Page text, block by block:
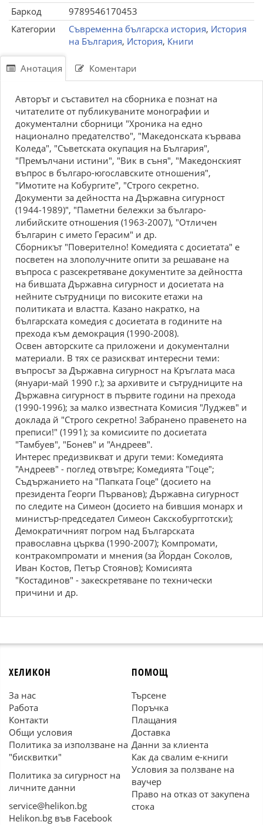
Баркод
9789546170453
Категории
Съвременна българска история, История
на България, История, Книги
Анотация Коментари
Авторът и съставител на сборника е познат на
читателите от публикуваните монографии и
документални сборници "Хроника на едно
национално предателство", "Македонската кървава
Коледа", "Съветската окупация на България",
"Премълчани истини", "Вик в съня", "Македонският
въпрос в българо-югославските отношения",
"Имотите на Кобургите", "Строго секретно.
Документи за дейността на Държавна сигурност
(1944-1989)", "Паметни бележки за българо-
либийските отношения (1963-2007), "Отличен
българин с името Герасим" и др.
Сборникът "Поверително! Комедията с досиетата" е
посветен на злополучните опити за решаване на
въпроса с разсекретяване документите за дейността
на бившата Държавна сигурност и досиетата на
нейните сътрудници по високите етажи на
политиката и властта. Казано накратко, на
българската комедия с досиетата в годините на
прехода към демокрация (1990-2008).
Освен авторските са приложени и документални
материали. В тях се разискват интересни теми:
въпросът за Държавна сигурност на Кръглата маса
(януари-май 1990 г.); за архивите и сътрудниците на
Държавна сигурност в първите години на прехода
(1990-1996); за малко известната Комисия "Луджев" и
доклада й "Строго секретно! Забранено правенето на
преписи!" (1991); за комисиите по досиетата
"Тамбуев", "Бонев" и "Андреев".
Интерес предизвикват и други теми: Комедията
"Андреев" - поглед отвътре; Комедията "Гоце";
Съдържанието на "Папката Гоце" (досието на
президента Георги Първанов); Държавна сигурност
по следите на Симеон (досието на бившия монарх и
министър-председател Симеон Сакскобургготски);
Демократичният погром над Българската
православна църква (1990-2007); Компромати,
контракомпромати и мнения (за Йордан Соколов,
Иван Костов, Петър Стоянов); Комисията
"Костадинов" - закескретяване по технически
причини и др.
ХЕЛИКОН
За нас
Работа
Контакти
Общи условия
Политика за използване на
"бисквитки"
Политика за сигурност на
личните данни
service@helikon.bg
Helikon.bg във Facebook
ПОМОЩ
Търсене
Поръчка
Плащания
Доставка
Данни за клиента
Как да свалим е-книги
Условия за ползване на
ваучер
Право на отказ от закупена
стока